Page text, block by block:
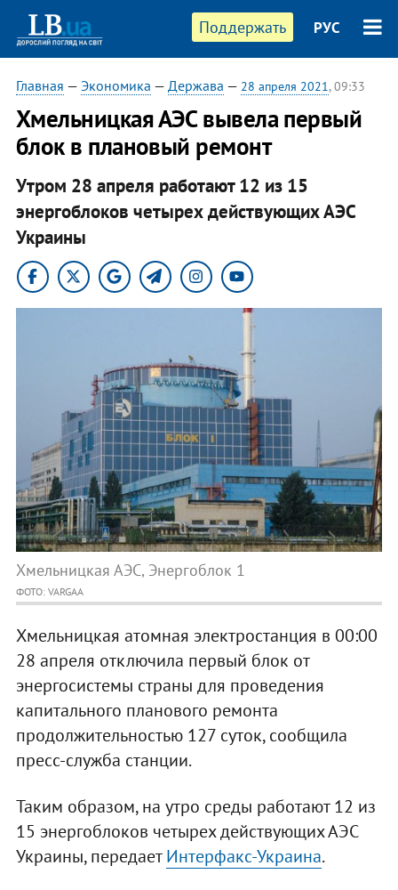
Поддержать РУС
Главная — Экономика — Держава — 28 апреля 2021, 09:33
Хмельницкая АЭС вывела первый
блок в плановый ремонт
Утром 28 апреля работают 12 из 15
энергоблоков четырех действующих АЭС
Украины
Хмельницкая АЭС, Энергоблок 1
ФОТО: VARGAA
Хмельницкая атомная электростанция в 00:00
28 апреля отключила первый блок от
энергосистемы страны для проведения
капитального планового ремонта
продолжительностью 127 суток, сообщила
пресс-служба станции.
Таким образом, на утро среды работают 12 из
15 энергоблоков четырех действующих АЭС
Украины, передаетИнтерфакс-Украина.